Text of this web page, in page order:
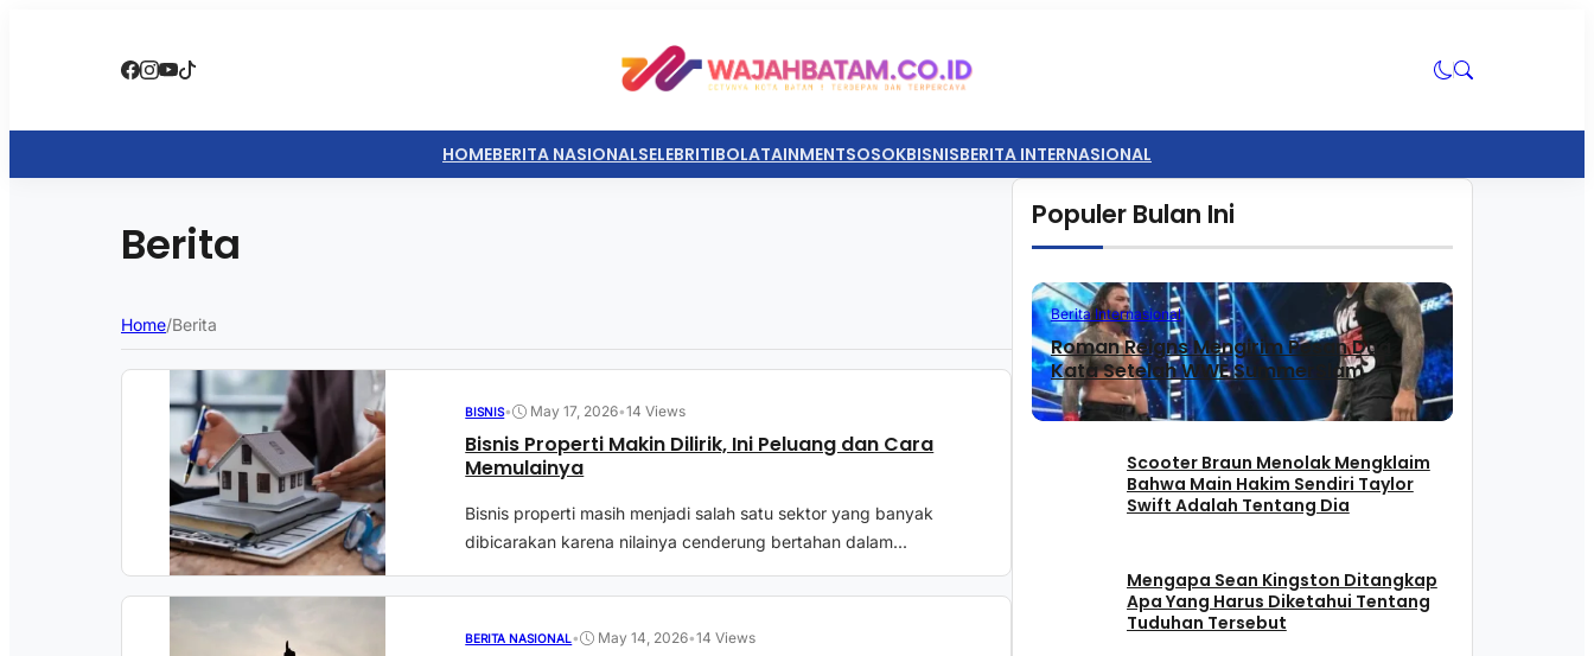
HOMEBERITA NASIONALSELEBRITIBOLATAINMENTSOSOKBISNISBERITA INTERNASIONAL
Berita
Home/Berita
BISNIS• May 17, 2026•14 Views
Bisnis Properti Makin Dilirik, Ini Peluang dan Cara
Memulainya
Bisnis properti masih menjadi salah satu sektor yang banyak
dibicarakan karena nilainya cenderung bertahan dalam...
BERITA NASIONAL• May 14, 2026•14 Views
Populer Bulan Ini
Berita Internasional
Roman Reigns Mengirim Pesan Dua
Kata Setelah WWE SummerSlam
Scooter Braun Menolak Mengklaim
Bahwa Main Hakim Sendiri Taylor
Swift Adalah Tentang Dia
Mengapa Sean Kingston Ditangkap
Apa Yang Harus Diketahui Tentang
Tuduhan Tersebut